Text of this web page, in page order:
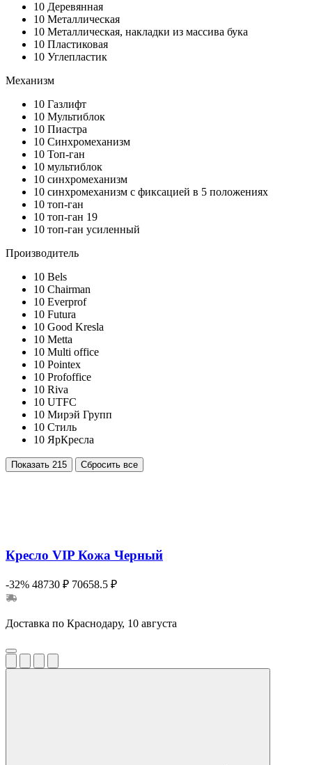
10 Деревянная
10 Металлическая
10 Металлическая, накладки из массива бука
10 Пластиковая
10 Углепластик
Механизм
10 Газлифт
10 Мультиблок
10 Пиастра
10 Синхромеханизм
10 Топ-ган
10 мультиблок
10 синхромеханизм
10 синхромеханизм с фиксацией в 5 положениях
10 топ-ган
10 топ-ган 19
10 топ-ган усиленный
Производитель
10 Bels
10 Chairman
10 Everprof
10 Futura
10 Good Kresla
10 Metta
10 Multi office
10 Pointex
10 Profoffice
10 Riva
10 UTFC
10 Мирэй Групп
10 Стиль
10 ЯрКресла
Показать 215 Сбросить все
Кресло VIP Кожа Черный
-32% 48730 ₽ 70658.5 ₽
Доставка по Краснодару, 10 августа